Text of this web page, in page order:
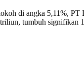
di angka 5,11%,
tumbuh